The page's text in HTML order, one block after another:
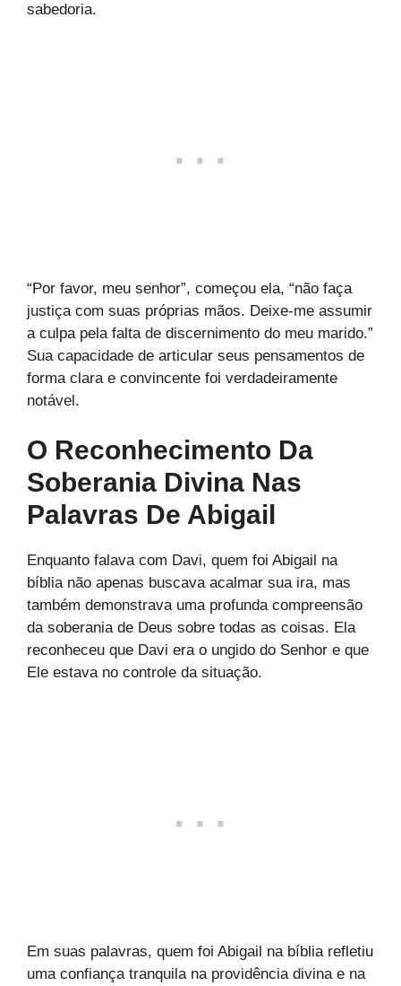
sabedoria.
“Por favor, meu senhor”, começou ela, “não faça
justiça com suas próprias mãos. Deixe-me assumir
a culpa pela falta de discernimento do meu marido.”
Sua capacidade de articular seus pensamentos de
forma clara e convincente foi verdadeiramente
notável.
O Reconhecimento Da
Soberania Divina Nas
Palavras De Abigail
Enquanto falava com Davi, quem foi Abigail na
bíblia não apenas buscava acalmar sua ira, mas
também demonstrava uma profunda compreensão
da soberania de Deus sobre todas as coisas. Ela
reconheceu que Davi era o ungido do Senhor e que
Ele estava no controle da situação.
Em suas palavras, quem foi Abigail na bíblia refletiu
uma confiança tranquila na providência divina e na